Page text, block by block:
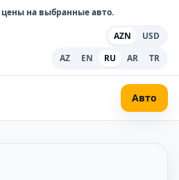
на выбранные авто.
AZN
USD
AZ
EN RU AR TR
Авто